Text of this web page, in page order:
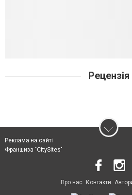
Рецензія
Реклама на сайті
Франшиза "CitySites"
Про нас Контакти